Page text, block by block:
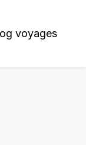
voyages